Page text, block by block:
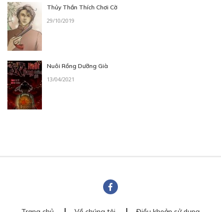
Thủy Thần Thích Chơi Cờ
29/10/2019
Nuôi Rồng Dưỡng Già
13/04/2021